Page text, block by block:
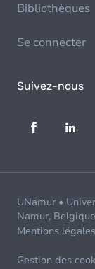
Bibliothèques
Se connecter
Suivez-nous
UNamur •
Namur, Belgique
Mentions légales
Gestion des